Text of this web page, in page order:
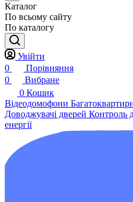
Каталог
По всьому сайту
По каталогу
Увійти
0
Порівняння
0
Вибране
0 Кошик
Відеодомофони
Доводжувачі дверей Контроль
енергії